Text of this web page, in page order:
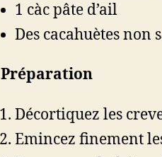
1 càc pâte d’ail
Des cacahuètes non
Préparation
Décortiquez les
Emincez finement